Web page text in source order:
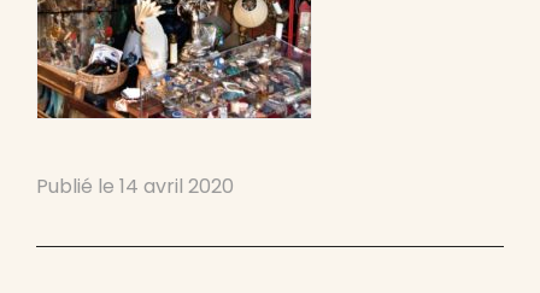
Publié le 14 avril 2020